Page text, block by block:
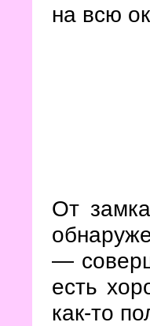
на всю
От
—
есть
как-то